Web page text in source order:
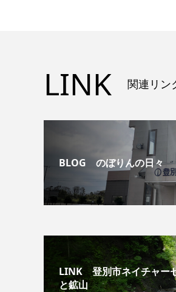
LINK 関連リン
BLOG のぼりんの日々
LINK 登別市ネイチャー
と鉱山